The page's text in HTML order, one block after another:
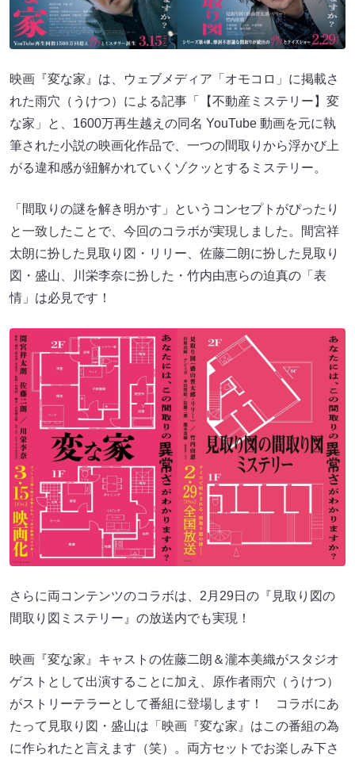
映画『変な家』は、ウェブメディア「オモコロ」に掲載さ
れた雨穴（うけつ）による記事「【不動産ミステリー】変
な家」と、1600万再生越えの同名 YouTube 動画を元に執
筆された小説の映画化作品で、一つの間取りから浮かび上
がる違和感が紐解かれていくゾクッとするミステリー。
「間取りの謎を解き明かす」というコンセプトがぴったり
と一致したことで、今回のコラボが実現しました。間宮祥
太朗に扮した見取り図・リリー、佐藤二朗に扮した見取り
図・盛山、川栄李奈に扮した・竹内由恵らの迫真の「表
情」は必見です！
さらに両コンテンツのコラボは、2月29日の『見取り図の
間取り図ミステリー』の放送内でも実現！
映画『変な家』キャストの佐藤二朗＆瀧本美織がスタジオ
ゲストとして出演することに加え、原作者雨穴（うけつ）
がストリーテラーとして番組に登場します！ コラボにあ
たって見取り図・盛山は「映画『変な家』はこの番組の為
に作られたと言えます（笑）。両方セットでお楽しみ下さ